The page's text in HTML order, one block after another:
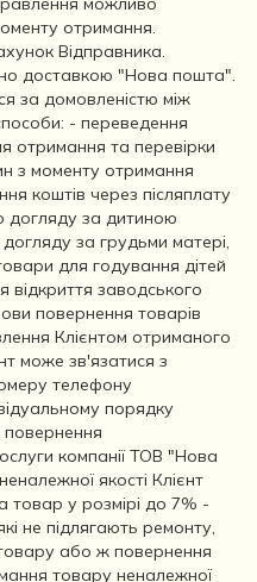
отримання.
Відправника.
доставкою "Нова пошта".
за домовленістю між
- переведення
отримання та перевірки
з моменту отримання
коштів через післяплату
догляду за дитиною
за грудьми матері,
для годування дітей
відкриття заводського
повернення товарів
Клієнтом отриманого
може зв'язатися з
телефону
порядку
повернення
компанії ТОВ "Нова
якості Клієнт
товар у розмірі до 7% -
не підлягають ремонту,
або ж повернення
товару неналежної